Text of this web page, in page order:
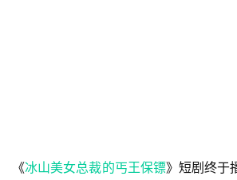
《冰山美女总裁的丐王保镖》短剧终于